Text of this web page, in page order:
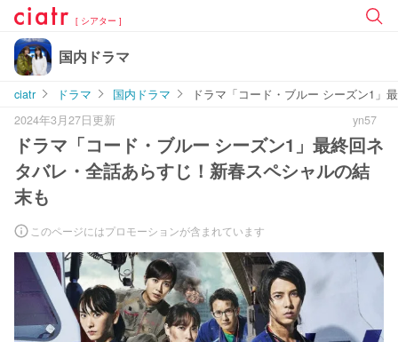
[ シアター ]
国内ドラマ
ciatr ドラマ 国内ドラマ
ドラマ「コード・ブルー シーズン1」
2024年3月27日更新
yn57
ドラマ「コード・ブルー シーズン1」最終回ネ
タバレ・全話あらすじ！新春スペシャルの結
末も
このページにはプロモーションが含まれています